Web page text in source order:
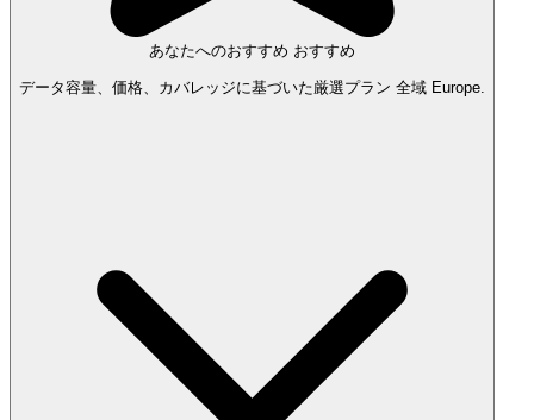
あなたへのおすすめ おすすめ
データ容量、価格、カバレッジに基づいた厳選プラン 全域 Europe.